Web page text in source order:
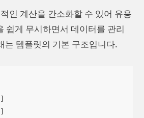
인 계산을 간소화할 수 있어 유용
쉽게 무시하면서 데이터를 관리
는 템플릿의 기본 구조입니다.